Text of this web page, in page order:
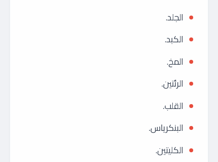
الجلد.
الكبد.
المخ.
الرئتين.
القلب.
البنكرياس.
الكليتين.